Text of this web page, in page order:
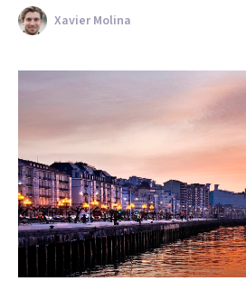
Xavier Molina